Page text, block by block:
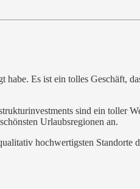
Es ist ein tolles Geschäft,
sind ein toller
Urlaubsregionen an.
hochwertigsten Standorte